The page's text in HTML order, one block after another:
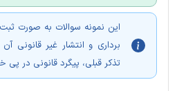
این نمونه سوالات به صورت
برداری و انتشار غیر قانونی
تذکر قبلی، پیگرد قانونی در